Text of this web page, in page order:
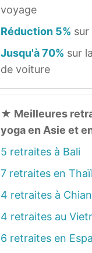
voyage
Réduction 5% sur
Jusqu'à 70% sur
de voiture
★ Meilleures
yoga en Asie et
5 retraites à Bali
7 retraites en
4 retraites à
4 retraites au
6 retraites en